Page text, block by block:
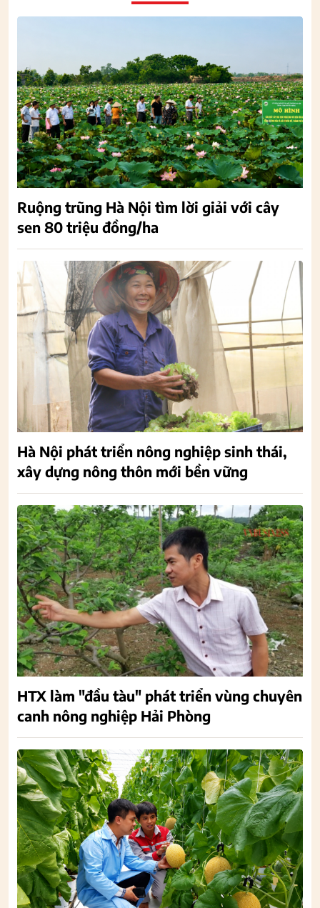
Ruộng trũng Hà Nội tìm lời giải với cây
sen 80 triệu đồng/ha
Hà Nội phát triển nông nghiệp sinh thái,
xây dựng nông thôn mới bền vững
HTX làm "đầu tàu" phát triển vùng chuyên
canh nông nghiệp Hải Phòng